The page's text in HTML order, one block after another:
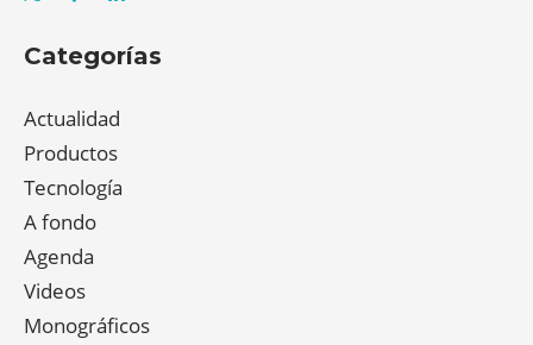
Categorías
Actualidad
Productos
Tecnología
A fondo
Agenda
Videos
Monográficos